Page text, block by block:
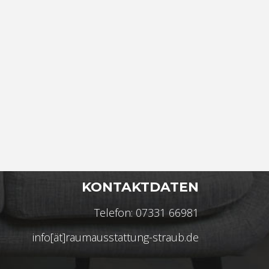
KONTAKTDATEN
Telefon: 07331 66981
info[ät]raumausstattung-straub.de